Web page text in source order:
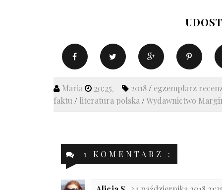
Maria 20:25 2018 / egzemplarz
faktu / literatura polska /Wydawnictwo
1 KOMENTARZ :